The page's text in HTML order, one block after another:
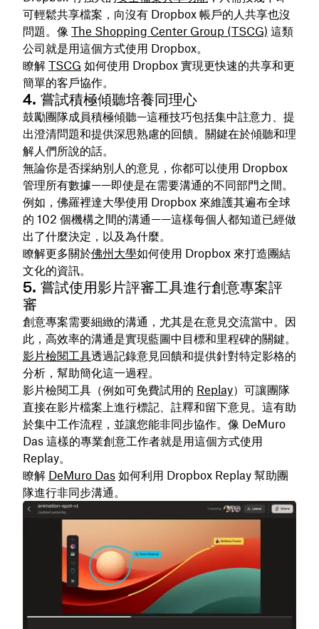
可輕鬆共享檔案，向沒有 Dropbox 帳戶的人共享也沒
問題。像 The Shopping Center Group (TSCG) 這類
公司就是用這個方式使用 Dropbox。
瞭解 TSCG 如何使用 Dropbox 實現更快速的共享和更
簡單的客戶協作。
4. 嘗試積極傾聽培養同理心
鼓勵團隊成員積極傾聽—這種技巧包括集中註意力、提
出澄清問題和提供深思熟慮的回饋。 關鍵在於傾聽和理
解人們所說的話。
無論你是否採納別人的意見，你都可以使用 Dropbox
管理所有數據——即使是在需要溝通的不同部門之間。
例如，佛羅裡達大學使用 Dropbox 來維護其遍布全球
的 102 個機構之間的溝通——這樣每個人都知道已經做
出了什麼決定，以及為什麼。
瞭解更多關於佛州大學如何使用 Dropbox 來打造團結
文化的資訊。
5. 嘗試使用影片評審工具進行創意專案評
審
創意專案需要細緻的溝通，尤其是在意見交流當中。因
此，高效率的溝通是實現藍圖中目標和里程碑的關鍵。
影片檢閱工具透過記錄意見回饋和提供針對特定影格的
分析，幫助簡化這一過程。
影片檢閱工具（例如可免費試用的 Replay）可讓團隊
直接在影片檔案上進行標記、註釋和留下意見。這有助
於集中工作流程，並讓您能非同步協作。像 DeMuro
Das 這樣的專業創意工作者就是用這個方式使用
Replay。
瞭解 DeMuro Das 如何利用 Dropbox Replay 幫助團
隊進行非同步溝通。